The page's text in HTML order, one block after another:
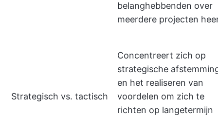
belanghebbenden over
meerdere projecten
Strategisch vs. tactisch
Concentreert zich op
strategische
en het realiseren van
voordelen om zich te
richten op langetermijn